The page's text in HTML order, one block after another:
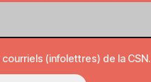
(infolettres) de la CSN.